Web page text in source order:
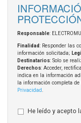
Responsable:
Finalidad: Responder las
información solicitada;
Destinatarios: Solo se
Derechos: Acceder,
indica en la información
la información completa
Privacidad
He leído y acepto